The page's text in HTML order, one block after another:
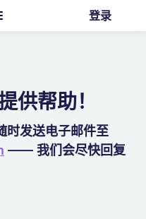
登录
供帮助！
时发送电子邮件至
—— 我们会尽快回复